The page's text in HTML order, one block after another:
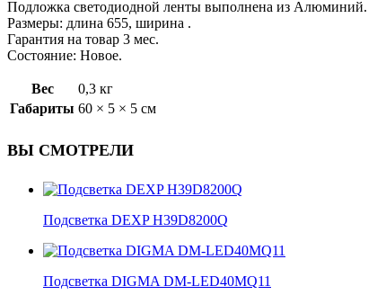
Подложка светодиодной ленты выполнена из Алюминий.
Размеры: длина 655, ширина .
Гарантия на товар 3 мес.
Состояние: Новое.
Вес
0,3 кг
Габариты 60 × 5 × 5 см
ВЫ СМОТРЕЛИ
Подсветка DEXP H39D8200Q
Подсветка DIGMA DM-LED40MQ11